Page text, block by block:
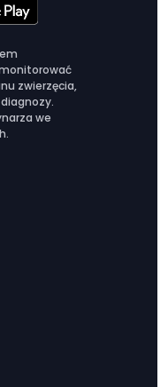
zwierzęcia,
we